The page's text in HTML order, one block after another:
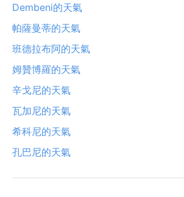
Dembeni的天氣
帕薩曼蒂的天氣
班德拉布阿的天氣
姆贊博羅的天氣
辛戈尼的天氣
瓦加尼的天氣
希科尼的天氣
孔巴尼的天氣